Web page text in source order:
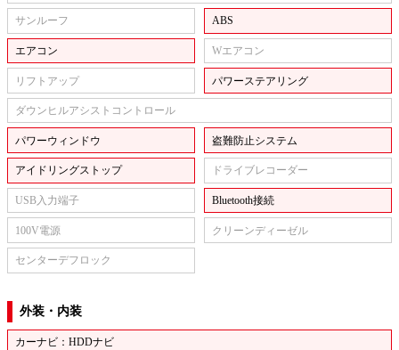
サンルーフ ABS
エアコン Wエアコン
リフトアップ パワーステアリング
ダウンヒルアシストコントロール
パワーウィンドウ 盗難防止システム
アイドリングストップ ドライブレコーダー
USB入力端子 Bluetooth接続
100V電源 クリーンディーゼル
センターデフロック
外装・内装
カーナビ：HDDナビ